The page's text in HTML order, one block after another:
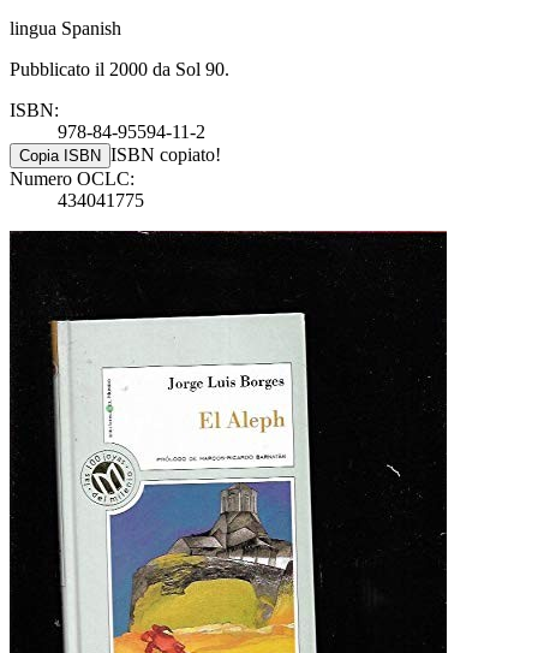
lingua Spanish
Pubblicato il 2000 da Sol 90.
ISBN:
978-84-95594-11-2
Copia ISBN ISBN copiato!
Numero OCLC:
434041775